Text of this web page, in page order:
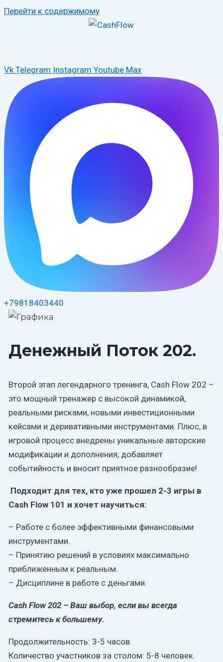
Перейти к содержимому
Vk Telegram Instagram Youtube Max
+79818403440
Денежный Поток 202.
Второй этап легендарного тренинга, Cash Flow 202 –
это мощный тренажер с высокой динамикой,
реальными рисками, новыми инвестиционными
кейсами и деривативными инструментами. Плюс, в
игровой процесс внедрены уникальные авторские
модификации и дополнения, добавляет
событийность и вносит приятное разнообразие!
Подходит для тех, кто уже прошел 2-3 игры в
Cash Flow 101 и хочет научиться:
– Работе с более эффективными финансовыми
инструментами.
– Принятию решений в условиях максимально
приближенным к реальным.
– Дисциплине в работе с деньгами.
Cash Flow 202 – Ваш выбор, если вы всегда
стремитесь к большему.
Продолжительность: 3-5 часов.
Количество участников за столом: 5-8 человек.